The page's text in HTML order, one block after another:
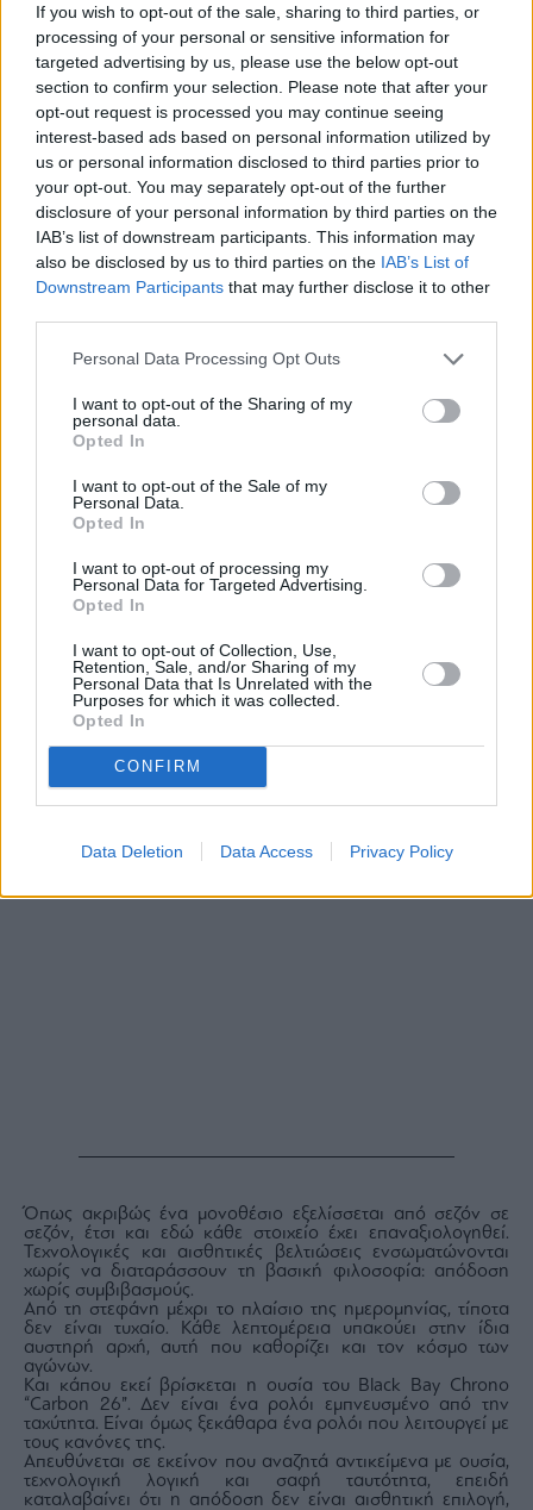
If you wish to opt-out of the sale, sharing to third parties, or
processing of your personal or sensitive information for
targeted advertising by us, please use the below opt-out
section to confirm your selection. Please note that after your
opt-out request is processed you may continue seeing
interest-based ads based on personal information utilized by
us or personal information disclosed to third parties prior to
your opt-out. You may separately opt-out of the further
disclosure of your personal information by third parties on the
IAB’s list of downstream participants. This information may
also be disclosed by us to third parties on the IAB’s List of
Downstream Participants that may further disclose it to other
Personal Data Processing Opt Outs
I want to opt-out of the Sharing of my
personal data.
Opted In
I want to opt-out of the Sale of my
Personal Data.
Opted In
I want to opt-out of processing my
Personal Data for Targeted Advertising.
Opted In
I want to opt-out of Collection, Use,
Retention, Sale, and/or Sharing of my
Personal Data that Is Unrelated with the
Purposes for which it was collected.
Opted In
CONFIRM
Data Deletion Data Access Privacy Policy
Bulls για τη σεζόν 2026, όχι για να το μιμηθεί, αλλά για να
αποδώσει την ουσία του.
Οι χαρακτηριστικές κίτρινες λεπτομέρειες του μονοθεσίου,
εκεί όπου η μηχανή εκτίθεται και πιέζεται στο όριο,
μεταφέρονται στο καντράν και δημιουργούν μια διαρκή
αίσθηση κίνησης, ακόμη και όταν το ρολόι παραμένει
ακίνητο. Είναι μια λεπτή, αλλά καθοριστική χειρονομία. Η
ταχύτητα δεν δηλώνεται, υπονοείται.
Οι γραμμές, τα υλικά και οι αντιθέσεις δεν επιδιώκουν να
αναπαράγουν τη μορφή του μονοθεσίου. Αντίθετα,
λειτουργούν σχεδόν αρχιτεκτονικά, μεταφράζοντας την
έννοια της απόδοσης σε καθαρές επιφάνειες, δομική
σαφήνεια και ελεγχόμενη ένταση.
Αυτή η λογική συνεχίζεται και στο εσωτερικό του καντράν. Η
πολυστρωματική κατασκευή, με εναλλαγές ανάμεσα σε
στρώσεις ορείχαλκου και ανθρακονήματος, δημιουργεί
ρολογιού, σα να αποκαλύπτει σταδιακά τις δυνάμεις που το
Όπως ακριβώς ένα μονοθέσιο εξελίσσεται από σεζόν σε
σεζόν, έτσι και εδώ κάθε στοιχείο έχει επαναξιολογηθεί.
Τεχνολογικές και αισθητικές βελτιώσεις ενσωματώνονται
χωρίς να διαταράσσουν τη βασική φιλοσοφία: απόδοση
χωρίς συμβιβασμούς.
Από τη στεφάνη μέχρι το πλαίσιο της ημερομηνίας, τίποτα
δεν είναι τυχαίο. Κάθε λεπτομέρεια υπακούει στην ίδια
αυστηρή αρχή, αυτή που καθορίζει και τον κόσμο των
αγώνων.
Και κάπου εκεί βρίσκεται η ουσία του Black Bay Chrono
“Carbon 26”. Δεν είναι ένα ρολόι εμπνευσμένο από την
ταχύτητα. Είναι όμως ξεκάθαρα ένα ρολόι που λειτουργεί με
τους κανόνες της.
Απευθύνεται σε εκείνον που αναζητά αντικείμενα με ουσία,
τεχνολογική λογική και σαφή ταυτότητα, επειδή
καταλαβαίνει ότι η απόδοση δεν είναι αισθητική επιλογή,